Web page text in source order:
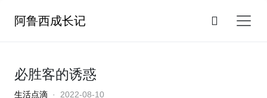
阿鲁西成长记
必胜客的诱惑
生活点滴 · 2022-08-10